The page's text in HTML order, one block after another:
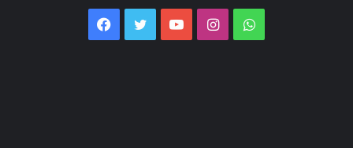
Facebook
TwitterYouTubeInstagramWhatsApp